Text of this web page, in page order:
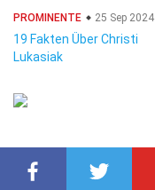
PROMINENTE 25 Sep 2024
19 Fakten Über Christi
Lukasiak